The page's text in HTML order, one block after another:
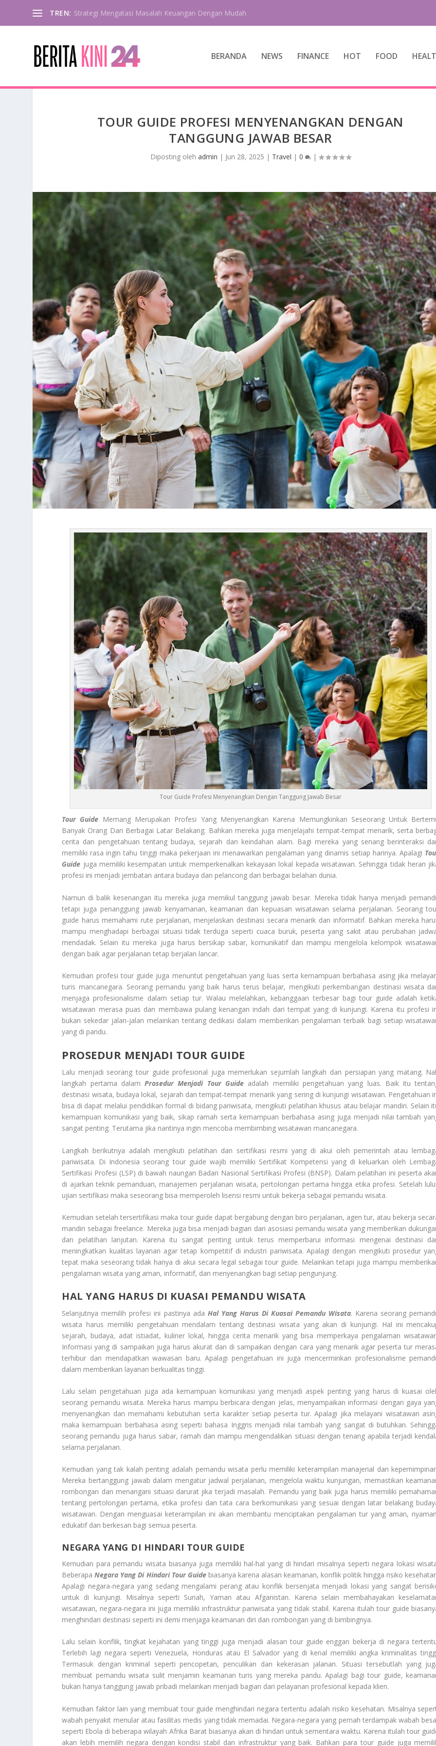
TREN: Strategi Mengatasi Masalah Keuangan Dengan Mudah
BERANDA NEWS FINANCE HOT FOOD
TOUR GUIDE PROFESI MENYENANGKAN DENGAN
TANGGUNG JAWAB BESAR
Diposting oleh admin | Jun 28, 2025 | Travel | 0 |
Tour Guide Profesi Menyenangkan Dengan Tanggung Jawab Besar
Tour Guide Memang Merupakan Profesi Yang Menyenangkan Karena Memungkinkan Seseorang Untuk
Banyak Orang Dari Berbagai Latar Belakang. Bahkan mereka juga menjelajahi tempat-tempat menarik, serta
cerita dan pengetahuan tentang budaya, sejarah dan keindahan alam. Bagi mereka yang senang berinteraksi
memiliki rasa ingin tahu tinggi maka pekerjaan ini menawarkan pengalaman yang dinamis setiap harinya. Apalagi
Guide juga memiliki kesempatan untuk memperkenalkan kekayaan lokal kepada wisatawan. Sehingga tidak heran
profesi ini menjadi jembatan antara budaya dan pelancong dari berbagai belahan dunia.
Namun di balik kesenangan itu mereka juga memikul tanggung jawab besar. Mereka tidak hanya menjadi
tetapi juga penanggung jawab kenyamanan, keamanan dan kepuasan wisatawan selama perjalanan. Seorang
guide harus memahami rute perjalanan, menjelaskan destinasi secara menarik dan informatif. Bahkan mereka
mampu menghadapi berbagai situasi tidak terduga seperti cuaca buruk, peserta yang sakit atau perubahan
mendadak. Selain itu mereka juga harus bersikap sabar, komunikatif dan mampu mengelola kelompok
dengan baik agar perjalanan tetap berjalan lancar.
Kemudian profesi tour guide juga menuntut pengetahuan yang luas serta kemampuan berbahasa asing jika
turis mancanegara. Seorang pemandu yang baik harus terus belajar, mengikuti perkembangan destinasi wisata
menjaga profesionalisme dalam setiap tur. Walau melelahkan, kebanggaan terbesar bagi tour guide adalah
wisatawan merasa puas dan membawa pulang kenangan indah dari tempat yang di kunjungi. Karena itu profesi
bukan sekedar jalan-jalan melainkan tentang dedikasi dalam memberikan pengalaman terbaik bagi setiap
yang di pandu.
PROSEDUR MENJADI TOUR GUIDE
Lalu menjadi seorang tour guide profesional juga memerlukan sejumlah langkah dan persiapan yang matang.
langkah pertama dalamProsedur Menjadi Tour Guide adalah memiliki pengetahuan yang luas. Baik itu
destinasi wisata, budaya lokal, sejarah dan tempat-tempat menarik yang sering di kunjungi wisatawan. Pengetahuan
bisa di dapat melalui pendidikan formal di bidang pariwisata, mengikuti pelatihan khusus atau belajar mandiri. Selain
kemampuan komunikasi yang baik, sikap ramah serta kemampuan berbahasa asing juga menjadi nilai tambah
sangat penting. Terutama jika nantinya ingin mencoba membimbing wisatawan mancanegara.
Langkah berikutnya adalah mengikuti pelatihan dan sertifikasi resmi yang di akui oleh pemerintah atau
pariwisata. Di Indonesia seorang tour guide wajib memiliki Sertifikat Kompetensi yang di keluarkan oleh
Sertifikasi Profesi (LSP) di bawah naungan Badan Nasional Sertifikasi Profesi (BNSP). Dalam pelatihan ini peserta
di ajarkan teknik pemanduan, manajemen perjalanan wisata, pertolongan pertama hingga etika profesi. Setelah
ujian sertifikasi maka seseorang bisa memperoleh lisensi resmi untuk bekerja sebagai pemandu wisata.
Kemudian setelah tersertifikasi maka tour guide dapat bergabung dengan biro perjalanan, agen tur, atau bekerja
mandiri sebagai freelance. Mereka juga bisa menjadi bagian dari asosiasi pemandu wisata yang memberikan
dan pelatihan lanjutan. Karena itu sangat penting untuk terus memperbarui informasi mengenai destinasi
meningkatkan kualitas layanan agar tetap kompetitif di industri pariwisata. Apalagi dengan mengikuti prosedur
tepat maka seseorang tidak hanya di akui secara legal sebagai tour guide. Melainkan tetapi juga mampu
pengalaman wisata yang aman, informatif, dan menyenangkan bagi setiap pengunjung.
HAL YANG HARUS DI KUASAI PEMANDU WISATA
Selanjutnya memilih profesi ini pastinya ada Hal Yang Harus Di Kuasai Pemandu Wisata. Karena seorang
wisata harus memiliki pengetahuan mendalam tentang destinasi wisata yang akan di kunjungi. Hal ini
sejarah, budaya, adat istiadat, kuliner lokal, hingga cerita menarik yang bisa memperkaya pengalaman
Informasi yang di sampaikan juga harus akurat dan di sampaikan dengan cara yang menarik agar peserta tur
terhibur dan mendapatkan wawasan baru. Apalagi pengetahuan ini juga mencerminkan profesionalisme
dalam memberikan layanan berkualitas tinggi.
Lalu selain pengetahuan juga ada kemampuan komunikasi yang menjadi aspek penting yang harus di kuasai
seorang pemandu wisata. Mereka harus mampu berbicara dengan jelas, menyampaikan informasi dengan gaya
menyenangkan dan memahami kebutuhan serta karakter setiap peserta tur. Apalagi jika melayani wisatawan
maka kemampuan berbahasa asing seperti bahasa Inggris menjadi nilai tambah yang sangat di butuhkan.
seorang pemandu juga harus sabar, ramah dan mampu mengendalikan situasi dengan tenang apabila terjadi
selama perjalanan.
Kemudian yang tak kalah penting adalah pemandu wisata perlu memiliki keterampilan manajerial dan
Mereka bertanggung jawab dalam mengatur jadwal perjalanan, mengelola waktu kunjungan, memastikan
rombongan dan menangani situasi darurat jika terjadi masalah. Pemandu yang baik juga harus memiliki
tentang pertolongan pertama, etika profesi dan tata cara berkomunikasi yang sesuai dengan latar belakang
wisatawan. Dengan menguasai keterampilan ini akan membantu menciptakan pengalaman tur yang aman,
edukatif dan berkesan bagi semua peserta.
NEGARA YANG DI HINDARI TOUR GUIDE
Kemudian para pemandu wisata biasanya juga memiliki hal-hal yang di hindari misalnya seperti negara lokasi
BeberapaNegara Yang Di Hindari Tour Guidebiasanya karena alasan keamanan, konflik politik hingga risiko
Apalagi negara-negara yang sedang mengalami perang atau konflik bersenjata menjadi lokasi yang sangat
untuk di kunjungi. Misalnya seperti Suriah, Yaman atau Afganistan. Karena selain membahayakan
wisatawan, negara-negara ini juga memiliki infrastruktur pariwisata yang tidak stabil. Karena itulah tour guide
menghindari destinasi seperti ini demi menjaga keamanan diri dan rombongan yang di bimbingnya.
Lalu selain konflik, tingkat kejahatan yang tinggi juga menjadi alasan tour guide enggan bekerja di negara
Terlebih lagi negara seperti Venezuela, Honduras atau El Salvador yang di kenal memiliki angka kriminalitas
Termasuk dengan kriminal seperti pencopetan, penculikan dan kekerasan jalanan. Situasi tersebutlah yang
membuat pemandu wisata sulit menjamin keamanan turis yang mereka pandu. Apalagi bagi tour guide,
bukan hanya tanggung jawab pribadi melainkan menjadi bagian dari pelayanan profesional kepada klien.
Kemudian faktor lain yang membuat tour guide menghindari negara tertentu adalah risiko kesehatan. Misalnya
wabah penyakit menular atau fasilitas medis yang tidak memadai. Negara-negara yang pernah terdampak wabah
seperti Ebola di beberapa wilayah Afrika Barat biasanya akan di hindari untuk sementara waktu. Karena itulah tour
akan lebih memilih negara dengan kondisi stabil dan infrastruktur yang baik. Bahkan para tour guide juga